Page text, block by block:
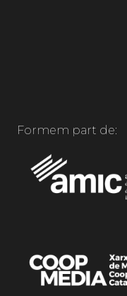
Formem part de: